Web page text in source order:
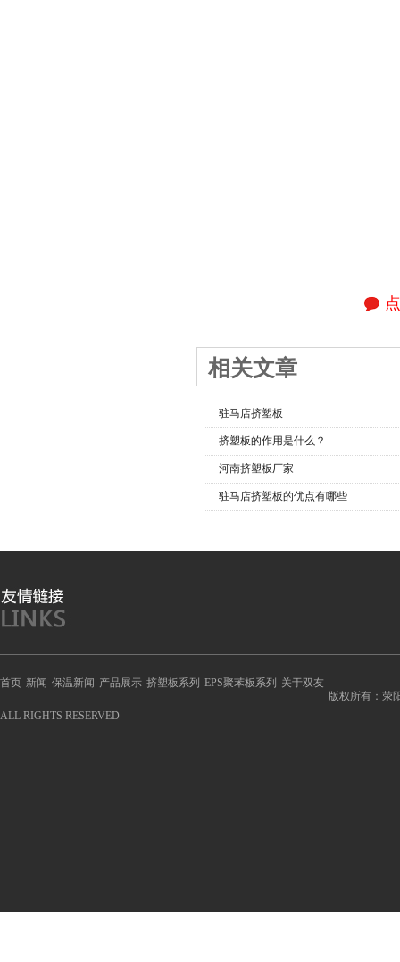
相关文章
驻马店挤塑板
挤塑板的作用是什么？
河南挤塑板厂家
驻马店挤塑板的优点有哪些
首页 新闻 保温新闻 产品展示 挤塑板系列 EPS聚苯板系列
关于双友
版权所有：荥
ALL RIGHTS RESERVED